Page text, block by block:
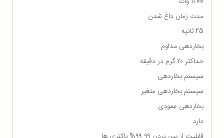
مدت زمان داغ شدن
25 ثانیه
بخاردهی مداوم
حداکثر ۲۰ گرم در دقیقه
سیستم بخاردهی
سیستم بخاردهی متغیر
بخاردهی عمودی
دارد